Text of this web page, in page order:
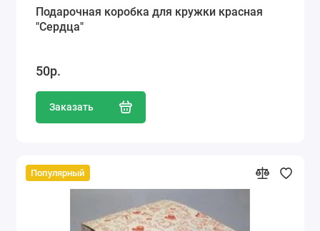
Подарочная коробка для кружки красная
"Сердца"
50р.
Заказать
Популярный